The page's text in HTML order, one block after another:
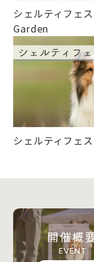
シェルティフェ
Garden
シェルティフェ
開催概
EVENT